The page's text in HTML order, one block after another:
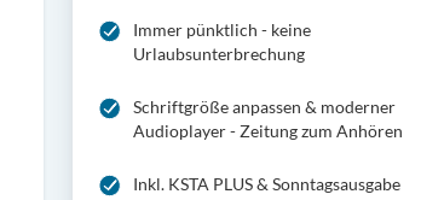
Immer pünktlich - keine
Urlaubsunterbrechung
Schriftgröße anpassen & moderner
Audioplayer - Zeitung zum Anhören
Inkl. KSTA PLUS & Sonntagsausgabe